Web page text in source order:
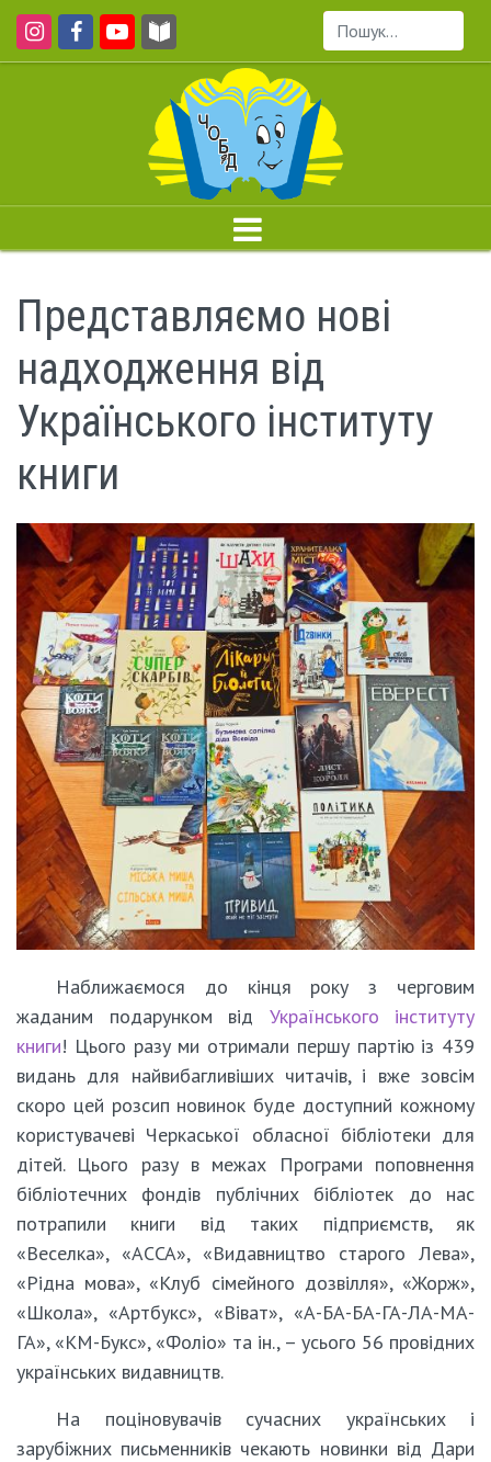
Пошук...
Представляємо нові
надходження від
Українського інституту
книги
Наближаємося до кінця року з черговим
жаданим подарунком від Українського інституту
книги! Цього разу ми отримали першу партію із 439
видань для найвибагливіших читачів, і вже зовсім
скоро цей розсип новинок буде доступний кожному
користувачеві Черкаської обласної бібліотеки для
дітей. Цього разу в межах Програми поповнення
бібліотечних фондів публічних бібліотек до нас
потрапили книги від таких підприємств, як
«Веселка», «АССА», «Видавництво старого Лева»,
«Рідна мова», «Клуб сімейного дозвілля», «Жорж»,
«Школа», «Артбукс», «Віват», «А-БА-БА-ГА-ЛА-МА-
ГА», «КМ-Букс», «Фоліо» та ін., – усього 56 провідних
українських видавництв.
На поціновувачів сучасних українських і
зарубіжних письменників чекають новинки від Дари